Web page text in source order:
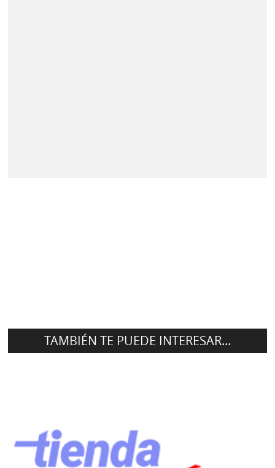
TAMBIÉN TE PUEDE INTERESAR...